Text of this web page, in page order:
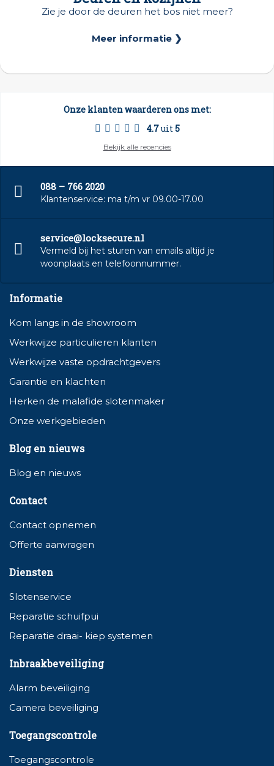
Zie je door de deuren het bos niet meer?
Meer informatie ❯
Onze klanten waarderen ons met:
4.7uit5
Bekijk alle recencies
Informatie
Kom langs in de showroom
Werkwijze particulieren klanten
Werkwijze vaste opdrachtgevers
Garantie en klachten
Herken de malafide slotenmaker
Onze werkgebieden
Blog en nieuws
Blog en nieuws
Contact
Contact opnemen
Offerte aanvragen
Diensten
Slotenservice
Reparatie schuifpui
Reparatie draai- kiep systemen
Inbraakbeveiliging
Alarm beveiliging
Camera beveiliging
Toegangscontrole
Toegangscontrole
088 – 766 2020
Klantenservice: ma t/m vr 09.00-17.00
service@locksecure.nl
Vermeld bij het sturen van emails altijd je
woonplaats en telefoonnummer.